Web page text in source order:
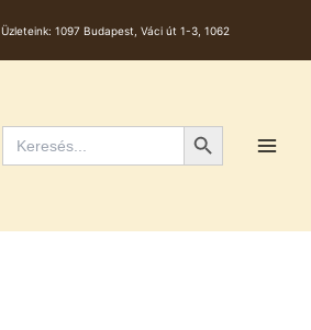
Üzleteink: 1097 Budapest, Váci út 1-3, 1062
Search
for:
Search Button